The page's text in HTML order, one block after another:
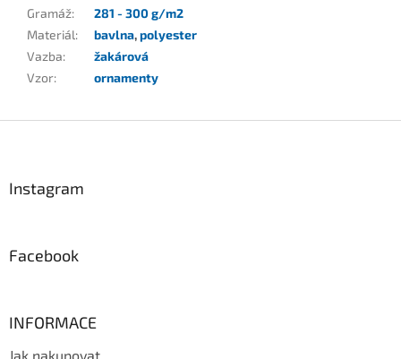
Gramáž:
281 - 300 g/m2
Materiál: bavlna,polyester
Vazba:
žakárová
Vzor: ornamenty
Instagram
Facebook
INFORMACE
Jak nakupovat